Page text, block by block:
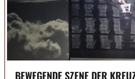
BEWEGENDE SZENE DER